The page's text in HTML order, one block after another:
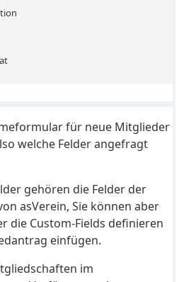
für neue Mitglieder
welche Felder angefragt
gehören die Felder der
asVerein, Sie können aber
die Custom-Fields definieren
einfügen.
im